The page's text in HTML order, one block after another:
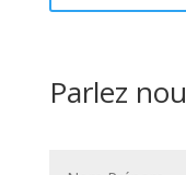
Parlez